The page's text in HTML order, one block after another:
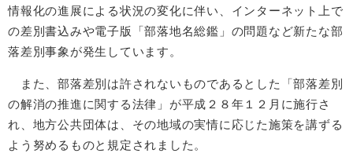
情報化の進展による状況の変化に伴い、インターネット上で
の差別書込みや電子版「部落地名総鑑」の問題など新たな部
落差別事象が発生しています。
また、部落差別は許されないものであるとした「部落差別
の解消の推進に関する法律」が平成２８年１２月に施行さ
れ、地方公共団体は、その地域の実情に応じた施策を講ずる
よう努めるものと規定されました。